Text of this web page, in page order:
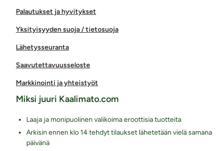
Palautukset ja hyvitykset
Yksityisyyden suoja / tietosuoja
Lähetysseuranta
Saavutettavuusseloste
Markkinointi ja yhteistyöt
Miksi juuri Kaalimato.com
Laaja ja monipuolinen valikoima eroottisia tuotteita
Arkisin ennen klo 14 tehdyt tilaukset lähetetään vielä samana
päivänä